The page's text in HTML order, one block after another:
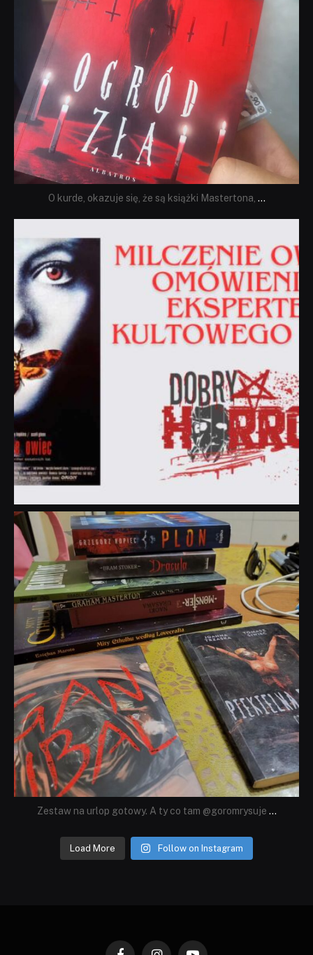
O kurde, okazuje się, że są książki Mastertona, ...
dobryhorror
Lip 31
Zestaw na urlop gotowy. A ty co tam @goromrysuje ...
Load More Follow on Instagram